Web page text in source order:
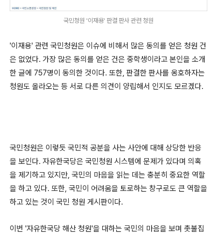
국민청원 '이재용' 판결 판사 관련 청원
'이재용' 관련 국민청원은 이슈에 비해서 많은 동의를 얻은 청원 건
은 없었다. 가장 많은 동의를 얻은 건은 중학생이라고 본인을 소개
한 글에 757명이 동의한 것이다. 또한, 판결한 판사를 옹호하자는
청원도 올라오는 등 서로 다른 의견이 양립해서 인지도 모르겠다.
국민청원은 이렇듯 국민적 공분을 사는 사안에 대해 상당한 반응
을 보인다. 자유한국당은 국민청원 시스템에 문제가 있다며 의혹
을 제기하고 있지만, 국민의 마음을 읽는 데는 충분히 중요한 역할
을 하고 있다. 또한, 국민이 어려움을 토로하는 창구로도 큰 역할을
하고 있는 것이 국민 청원 게시판이다.
이번 '자유한국당 해산 청원'을 대하는 국민의 마음을 보며 촛불집